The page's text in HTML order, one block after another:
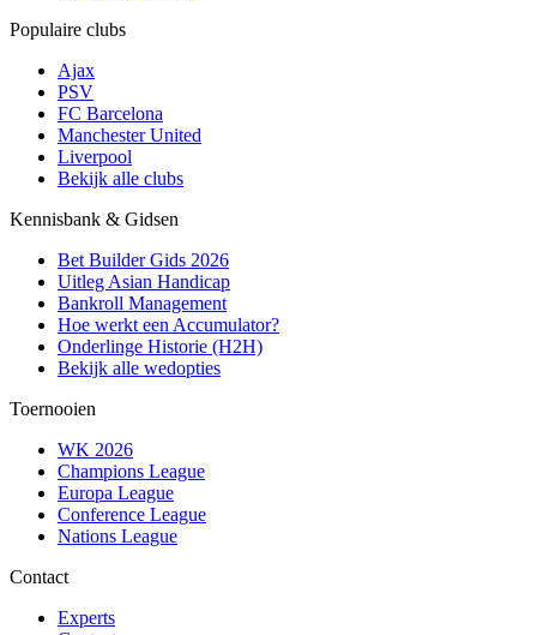
Populaire clubs
Ajax
PSV
FC Barcelona
Manchester United
Liverpool
Bekijk alle clubs
Kennisbank & Gidsen
Bet Builder Gids 2026
Uitleg Asian Handicap
Bankroll Management
Hoe werkt een Accumulator?
Onderlinge Historie (H2H)
Bekijk alle wedopties
Toernooien
WK 2026
Champions League
Europa League
Conference League
Nations League
Contact
Experts